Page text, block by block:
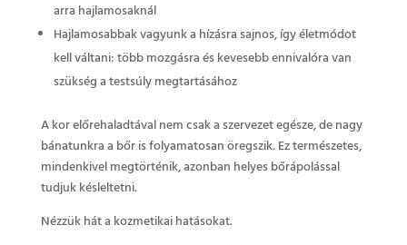
arra hajlamosaknál
Hajlamosabbak vagyunk a hízásra sajnos, így életmódot
kell váltani: több mozgásra és kevesebb ennivalóra van
szükség a testsúly megtartásához
A kor előrehaladtával nem csak a szervezet egésze, de nagy
bánatunkra a bőr is folyamatosan öregszik. Ez természetes,
mindenkivel megtörténik, azonban helyes bőrápolással
tudjuk késleltetni.
Nézzük hát a kozmetikai hatásokat.